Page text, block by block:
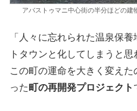
アバストゥマニ中心街の半分ほどの建
「人々に忘れられた温泉保
トタウンと化してしまうと思
この町の運命を大きく変え
った町の再開発プロジェクト